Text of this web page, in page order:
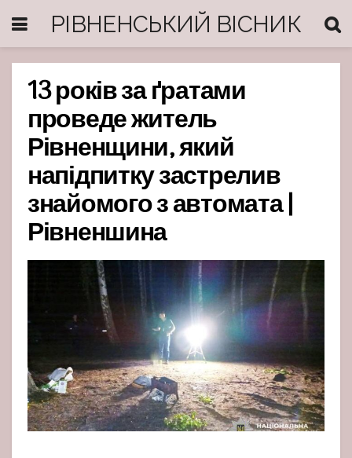
РІВНЕНСЬКИЙ ВІСНИК
13 років за ґратами
проведе житель
Рівненщини, який
напідпитку застрелив
знайомого з автомата |
Рівненшина